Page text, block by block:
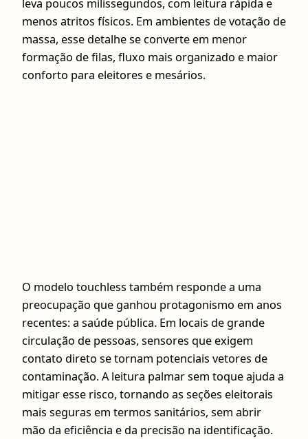
leva poucos milissegundos, com leitura rápida e
menos atritos físicos. Em ambientes de votação de
massa, esse detalhe se converte em menor
formação de filas, fluxo mais organizado e maior
conforto para eleitores e mesários.
O modelo touchless também responde a uma
preocupação que ganhou protagonismo em anos
recentes: a saúde pública. Em locais de grande
circulação de pessoas, sensores que exigem
contato direto se tornam potenciais vetores de
contaminação. A leitura palmar sem toque ajuda a
mitigar esse risco, tornando as seções eleitorais
mais seguras em termos sanitários, sem abrir
mão da eficiência e da precisão na identificação.